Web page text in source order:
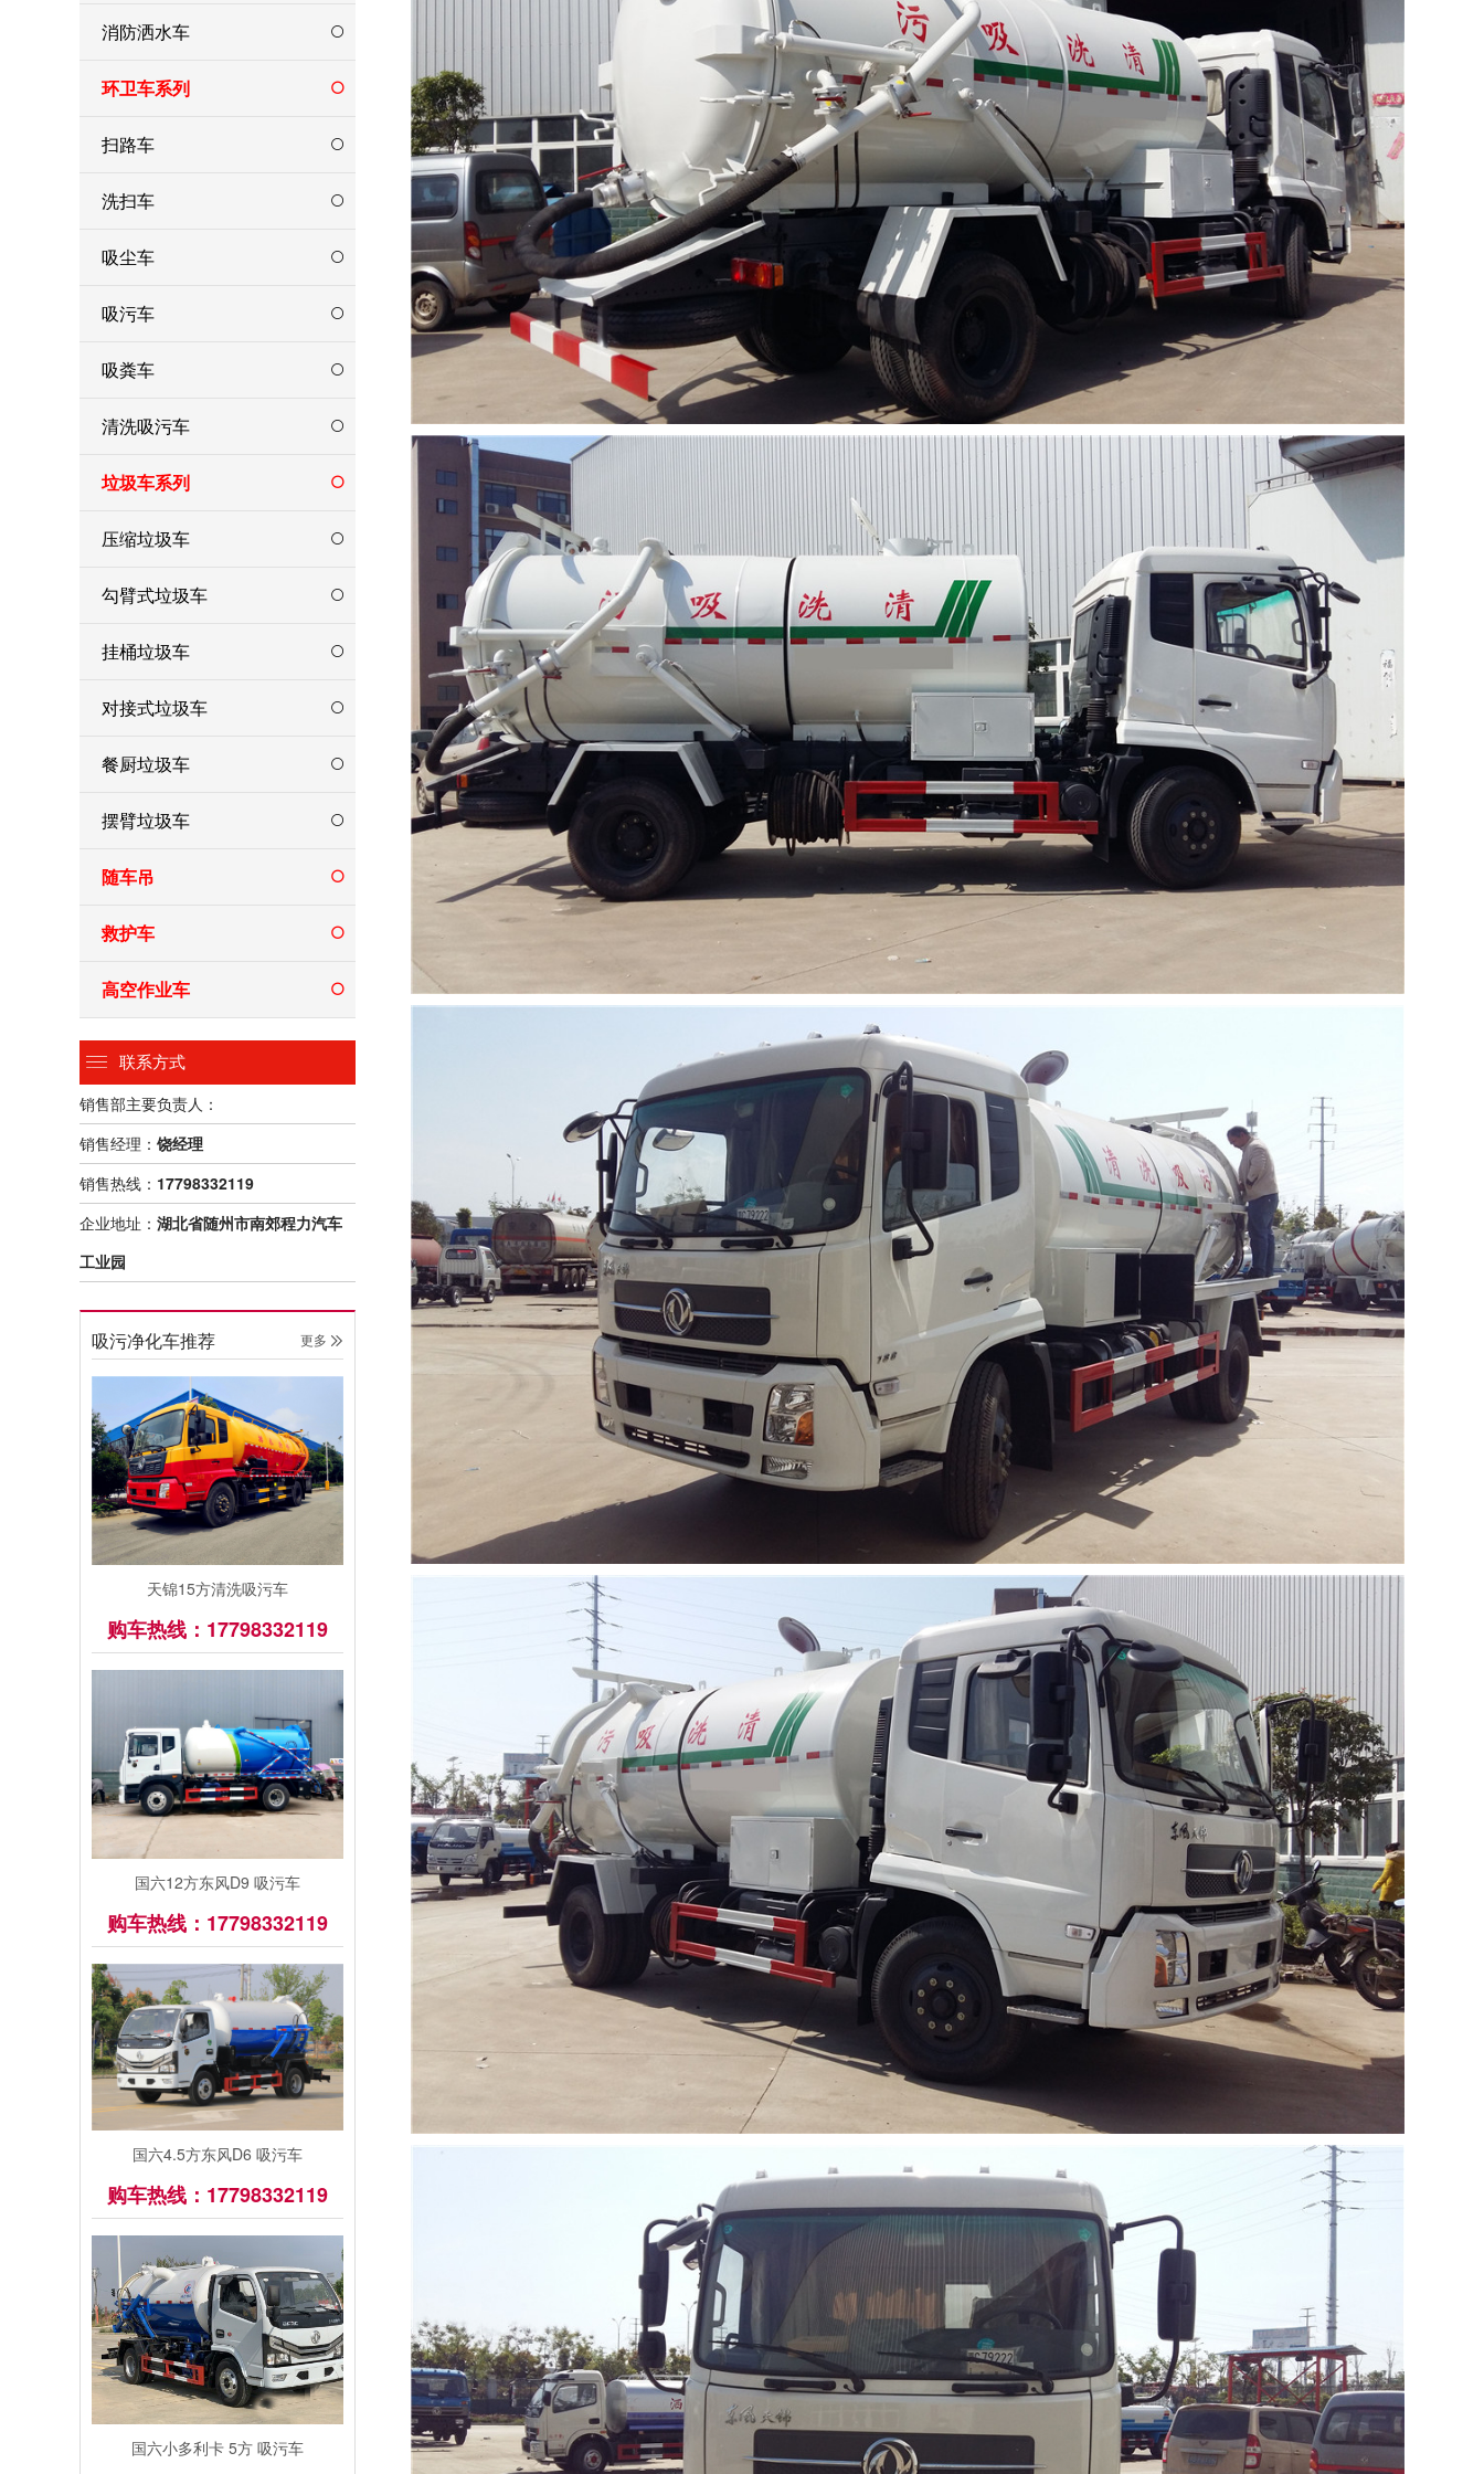
消防洒水车
环卫车系列
扫路车
洗扫车
吸尘车
吸污车
吸粪车
清洗吸污车
垃圾车系列
压缩垃圾车
勾臂式垃圾车
挂桶垃圾车
对接式垃圾车
餐厨垃圾车
摆臂垃圾车
随车吊
救护车
高空作业车
联系方式
销售部主要负责人：
销售经理： 饶经理
销售热线： 17798332119
企业地址： 湖北省随州市南郊程力汽车
工业园
吸污净化车推荐 更多 
天锦15方清洗吸污车
购车热线：17798332119
国六12方东风D9 吸污车
购车热线：17798332119
国六4.5方东风D6 吸污车
购车热线：17798332119
国六小多利卡 5方 吸污车